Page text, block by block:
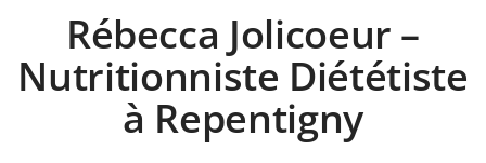
Rébecca Jolicoeur –
Nutritionniste Diététiste
à Repentigny